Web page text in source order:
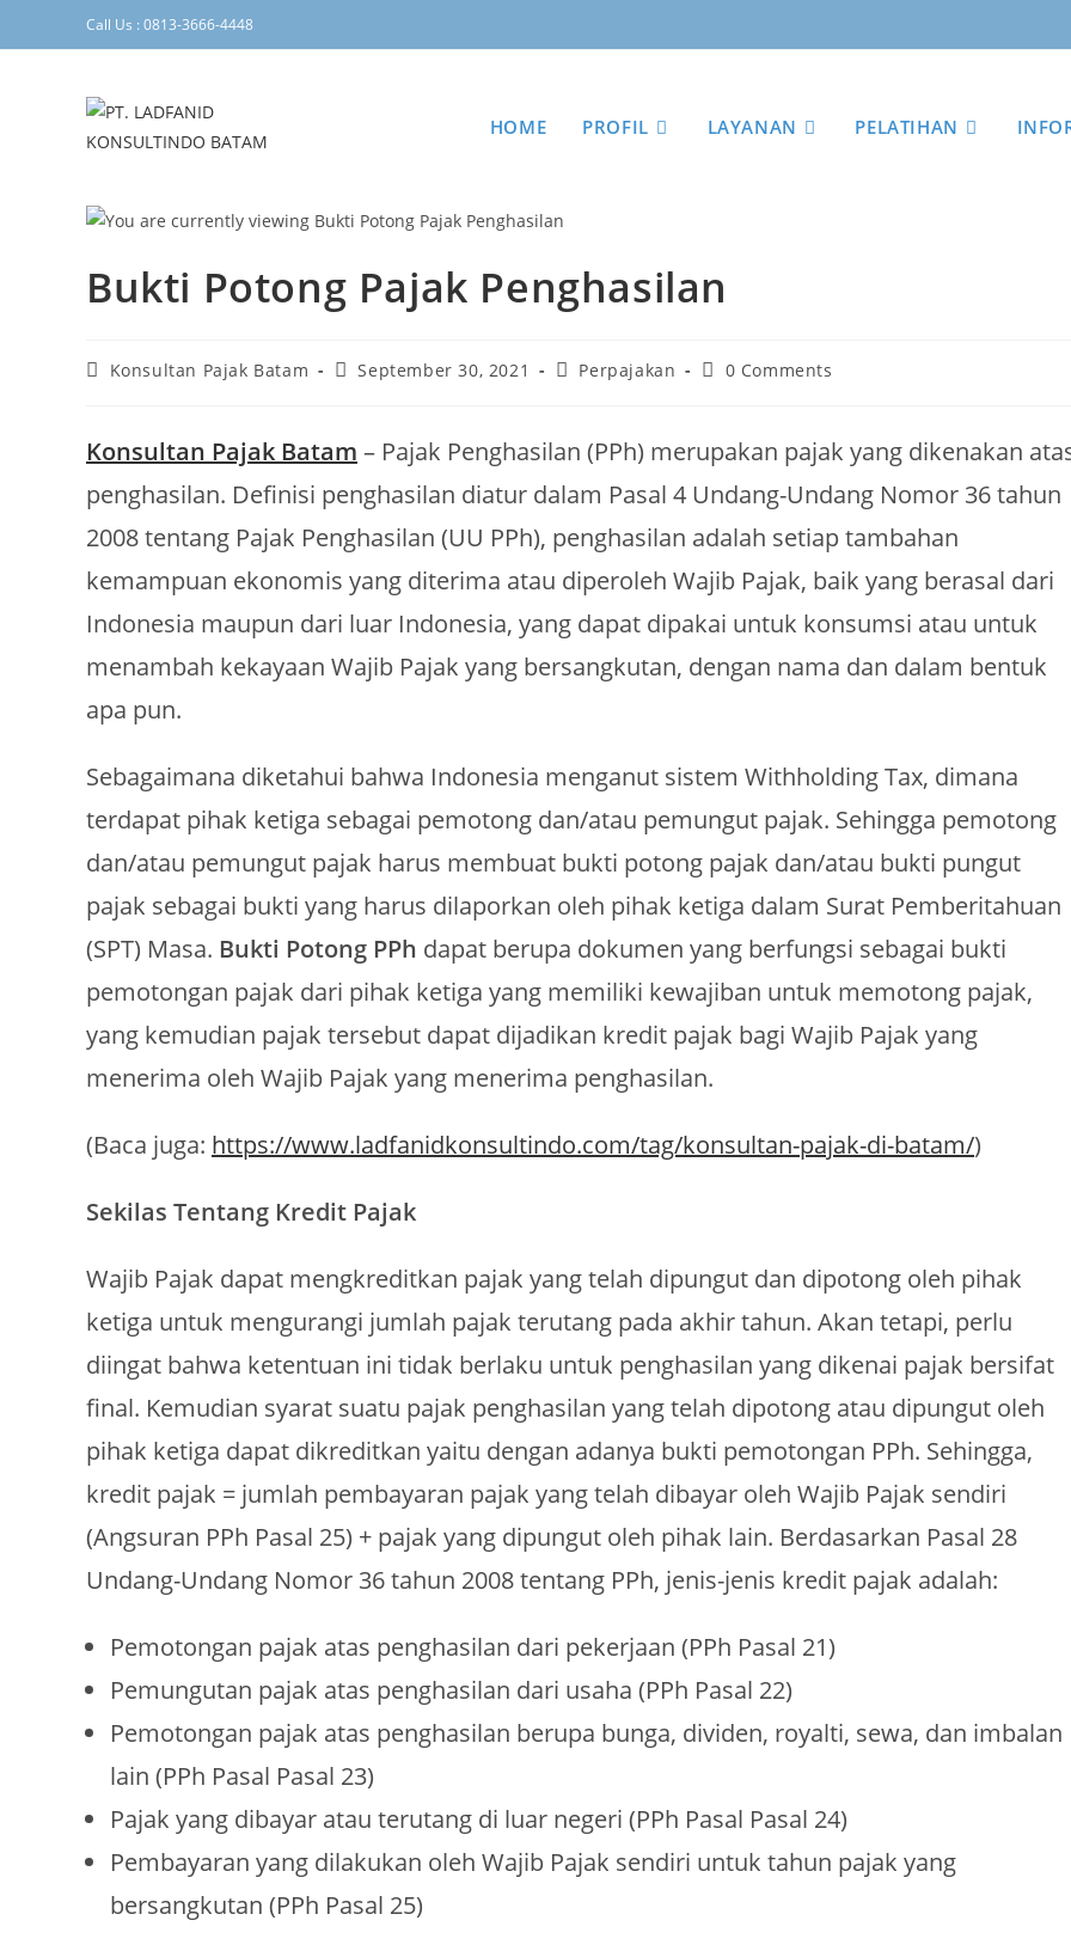
Call Us : 0813-3666-4448
HOME PROFIL LAYANAN PELATIHAN
Bukti Potong Pajak Penghasilan
Konsultan Pajak Batam September 30, 2021 Perpajakan 0 Comments
Konsultan Pajak Batam – Pajak Penghasilan (PPh) merupakan pajak yang dikenakan
penghasilan. Definisi penghasilan diatur dalam Pasal 4 Undang-Undang Nomor 36 tahun
2008 tentang Pajak Penghasilan (UU PPh), penghasilan adalah setiap tambahan
kemampuan ekonomis yang diterima atau diperoleh Wajib Pajak, baik yang berasal dari
Indonesia maupun dari luar Indonesia, yang dapat dipakai untuk konsumsi atau untuk
menambah kekayaan Wajib Pajak yang bersangkutan, dengan nama dan dalam bentuk
apa pun.
Sebagaimana diketahui bahwa Indonesia menganut sistem Withholding Tax, dimana
terdapat pihak ketiga sebagai pemotong dan/atau pemungut pajak. Sehingga pemotong
dan/atau pemungut pajak harus membuat bukti potong pajak dan/atau bukti pungut
pajak sebagai bukti yang harus dilaporkan oleh pihak ketiga dalam Surat Pemberitahuan
(SPT) Masa. Bukti Potong PPh dapat berupa dokumen yang berfungsi sebagai bukti
pemotongan pajak dari pihak ketiga yang memiliki kewajiban untuk memotong pajak,
yang kemudian pajak tersebut dapat dijadikan kredit pajak bagi Wajib Pajak yang
menerima oleh Wajib Pajak yang menerima penghasilan.
(Baca juga: https://www.ladfanidkonsultindo.com/tag/konsultan-pajak-di-batam/)
Sekilas Tentang Kredit Pajak
Wajib Pajak dapat mengkreditkan pajak yang telah dipungut dan dipotong oleh pihak
ketiga untuk mengurangi jumlah pajak terutang pada akhir tahun. Akan tetapi, perlu
diingat bahwa ketentuan ini tidak berlaku untuk penghasilan yang dikenai pajak bersifat
final. Kemudian syarat suatu pajak penghasilan yang telah dipotong atau dipungut oleh
pihak ketiga dapat dikreditkan yaitu dengan adanya bukti pemotongan PPh. Sehingga,
kredit pajak = jumlah pembayaran pajak yang telah dibayar oleh Wajib Pajak sendiri
(Angsuran PPh Pasal 25) + pajak yang dipungut oleh pihak lain. Berdasarkan Pasal 28
Undang-Undang Nomor 36 tahun 2008 tentang PPh, jenis-jenis kredit pajak adalah:
Pemotongan pajak atas penghasilan dari pekerjaan (PPh Pasal 21)
Pemungutan pajak atas penghasilan dari usaha (PPh Pasal 22)
Pemotongan pajak atas penghasilan berupa bunga, dividen, royalti, sewa, dan imbalan
lain (PPh Pasal Pasal 23)
Pajak yang dibayar atau terutang di luar negeri (PPh Pasal Pasal 24)
Pembayaran yang dilakukan oleh Wajib Pajak sendiri untuk tahun pajak yang
bersangkutan (PPh Pasal 25)